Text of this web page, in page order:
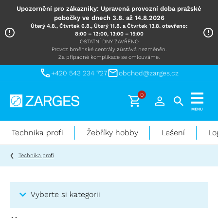
Upozornění pro zákazníky: Upravená provozní doba pražské
pobočky ve dnech 3.8. až 14.8.2026
Úterý 4.8., Čtvrtek 6.8., Úterý 11.8. a Čtvrtek 13.8. otevřeno:
8:00 – 12:00, 13:00 – 15:00
OSTATNÍ DNY ZAVŘENO
Provoz brněnské centrály zůstává nezměněn.
Za případné komplikace se omlouváme.
+420 543 234 727 obchod@zarges.cz
Technika
práci
výškách
0
MENU
Technika profi Žebříky hobby Lešení
Technika profi
Vyberte si kategorii